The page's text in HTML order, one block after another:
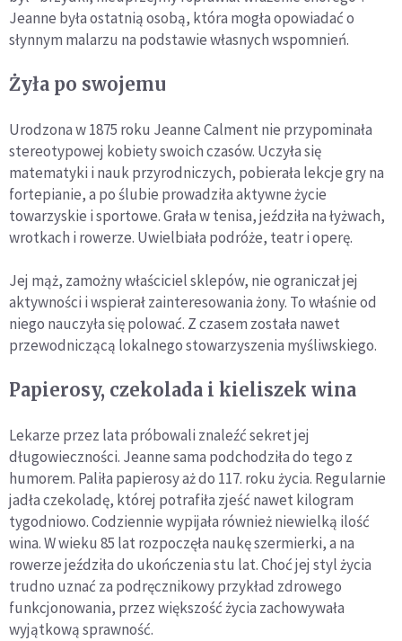
Jeanne była ostatnią osobą, która mogła opowiadać o
słynnym malarzu na podstawie własnych wspomnień.
Żyła po swojemu
Urodzona w 1875 roku Jeanne Calment nie przypominała
stereotypowej kobiety swoich czasów. Uczyła się
matematyki i nauk przyrodniczych, pobierała lekcje gry na
fortepianie, a po ślubie prowadziła aktywne życie
towarzyskie i sportowe. Grała w tenisa, jeździła na łyżwach,
wrotkach i rowerze. Uwielbiała podróże, teatr i operę.
Jej mąż, zamożny właściciel sklepów, nie ograniczał jej
aktywności i wspierał zainteresowania żony. To właśnie od
niego nauczyła się polować. Z czasem została nawet
przewodniczącą lokalnego stowarzyszenia myśliwskiego.
Papierosy, czekolada i kieliszek wina
Lekarze przez lata próbowali znaleźć sekret jej
długowieczności. Jeanne sama podchodziła do tego z
humorem. Paliła papierosy aż do 117. roku życia. Regularnie
jadła czekoladę, której potrafiła zjeść nawet kilogram
tygodniowo. Codziennie wypijała również niewielką ilość
wina. W wieku 85 lat rozpoczęła naukę szermierki, a na
rowerze jeździła do ukończenia stu lat. Choć jej styl życia
trudno uznać za podręcznikowy przykład zdrowego
funkcjonowania, przez większość życia zachowywała
wyjątkową sprawność.